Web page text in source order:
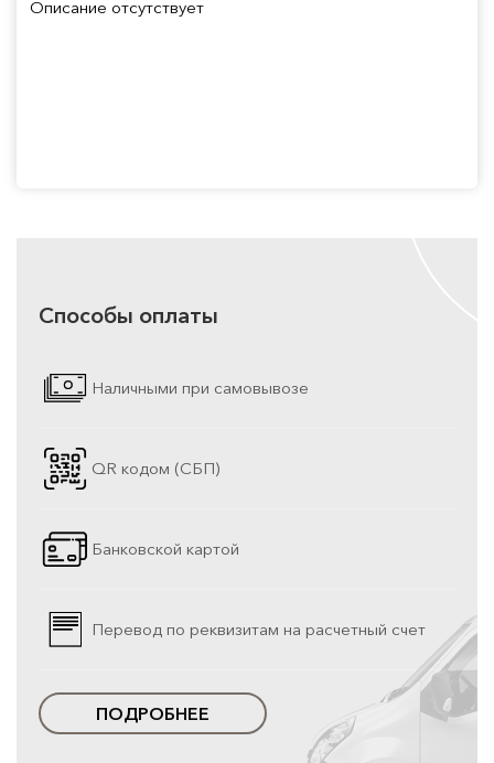
Описание отсутствует
Способы оплаты
Наличными при самовывозе
QR кодом (СБП)
Банковской картой
Перевод по реквизитам на расчетный счет
ПОДРОБНЕЕ